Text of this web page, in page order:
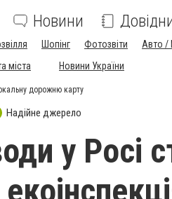
Новини
Шопінг Фотозвіти Авто /
міста Новини України
дорожню карту
Надійне джерело
у Росі